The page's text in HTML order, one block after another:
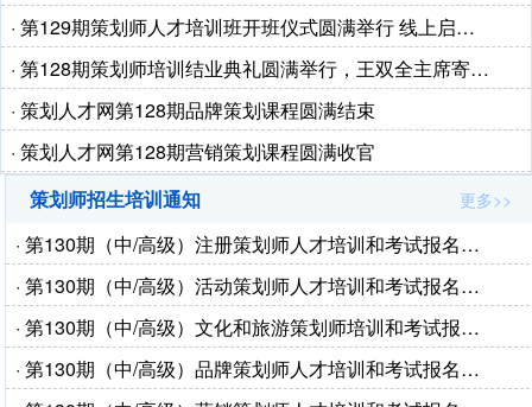
· 第129期策划师人才培训班开班仪式圆满举行 线上启…
· 第128期策划师培训结业典礼圆满举行，王双全主席寄…
· 策划人才网第128期品牌策划课程圆满结束
· 策划人才网第128期营销策划课程圆满收官
策划师招生培训通知
更多>>
· 第130期（中/高级）注册策划师人才培训和考试报名…
· 第130期（中/高级）活动策划师人才培训和考试报名…
· 第130期（中/高级）文化和旅游策划师培训和考试报…
· 第130期（中/高级）品牌策划师人才培训和考试报名…